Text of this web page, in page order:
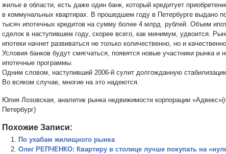
жилье в области, есть даже один банк, который кредитует
в коммунальных квартирах. В прошедшем году в Петербурге выдано
тысяч ипотечных кредитов на сумму более 4 млрд. рублей. Объем
сделок в наступившем году, скорее всего, как минимум, удвоится.
ипотеки начнет развиваться не только количественно, но и качественно.
Условия банков будут смягчаться, появятся новые участники рынка и
ипотечные программы.
Одним словом, наступивший 2006-й сулит долгожданную
Во всяком случае, многие на это надеются.
Юлия Лозовская, аналитик рынка недвижимости корпорации
Петербург)
Похожие Записи:
По ухабам жилищного рынка
Олег РЕПЧЕНКО: Квартиру в столице лучше покупать на